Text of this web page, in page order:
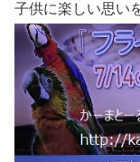
子供に楽しい思い